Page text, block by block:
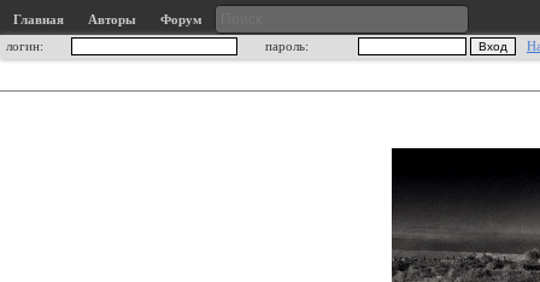
Главная Авторы
Форум
логин:
пароль: